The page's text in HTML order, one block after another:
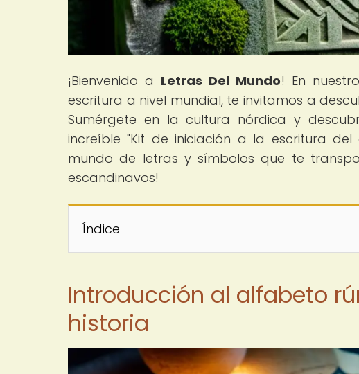
¡Bienvenido a Letras Del Mundo! En
escritura a nivel mundial, te invitamos a
Sumérgete en la cultura nórdica y
increíble "Kit de iniciación a la escritura
mundo de letras y símbolos que te
escandinavos!
Índice
Introducción al alfabeto
historia